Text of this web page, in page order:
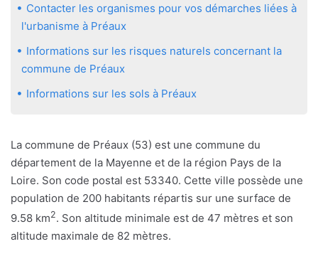
Contacter les organismes pour vos démarches liées à
l'urbanisme à Préaux
Informations sur les risques naturels concernant la
commune de Préaux
Informations sur les sols à Préaux
La commune de Préaux (53) est une commune du
département de la Mayenne et de la région Pays de la
Loire. Son code postal est 53340. Cette ville possède une
population de 200 habitants répartis sur une surface de
9.58 km2. Son altitude minimale est de 47 mètres et son
altitude maximale de 82 mètres.